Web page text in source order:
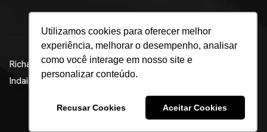
Utilizamos cookies para oferecer melhor
experiência, melhorar o desempenho, analisar
como você interage em nosso site e
personalizar conteúdo.
Recusar Cookies Aceitar Cookies
Richard Alquati ©Agência de marketing digital em
Indaiatuba - Beatz
Política de Privacidade